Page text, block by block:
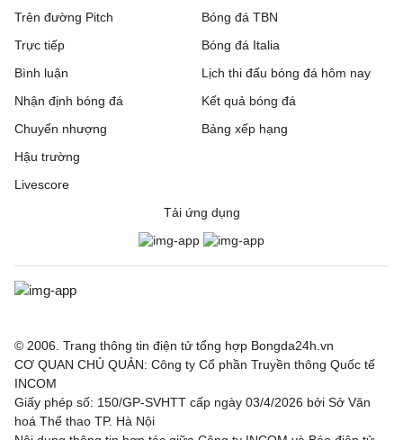
Trên đường Pitch
Trực tiếp
Bóng đá TBN
Bóng đá Italia
Bình luận
Nhận định bóng đá
Chuyển nhượng
Hậu trường
Livescore
Lịch thi đấu bóng đá hôm nay
Kết quả bóng đá
Bảng xếp hạng
Tải ứng dụng
© 2006. Trang thông tin điện tử tổng hợp Bongda24h.vn
CƠ QUAN CHỦ QUẢN: Công ty Cổ phần Truyền thông Quốc tế
INCOM
Giấy phép số: 150/GP-SVHTT cấp ngày 03/4/2026 bởi Sở Văn
hoá Thể thao TP. Hà Nội